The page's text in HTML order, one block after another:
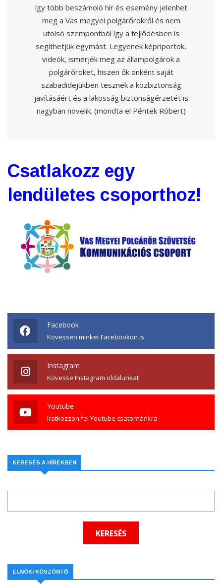
így több beszámoló hír és esemény jelenhet
meg a Vas megyei polgárőrökről és nem
utolsó szempontból így a fejlődésben is
segíthetjük egymást. Legyenek képriportok,
videók, ismerjék meg az állampolgárok a
polgárőröket, hiszen ők önként saját
szabadidejükben tesznek a közbiztonság
javításáért és a lakosság biztonságérzetét is
nagyban növelik. (mondta el Péntek Róbert)
Csatlakozz egy
lendületes csoporthoz!
Facebook
Kövessen minket Facebookon is
Instagram
Kövesse Instagram oldalunkat
Youtube
Iratkozzon fel Youtube csatornánkra
KERESÉS A HÍREKBEN
ELNÖKI KÖSZÖNTŐ